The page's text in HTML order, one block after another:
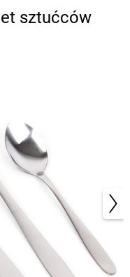
sztućców